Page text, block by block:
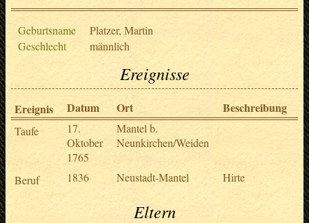
Geburtsname
Platzer, Martin
Geschlecht
männlich
Ereignisse
Ereignis Datum Ort Beschreibung
Taufe
17.
Oktober
1765
Mantel b.
Neunkirchen/Weiden
Beruf 1836 Neustadt-Mantel Hirte
Eltern